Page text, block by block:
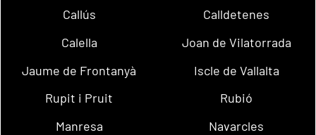
Callús
Calldetenes
Calella
Joan de Vilatorrada
Jaume de Frontanyà
Iscle de Vallalta
Rupit i Pruit
Rubió
Manresa
Navarcles